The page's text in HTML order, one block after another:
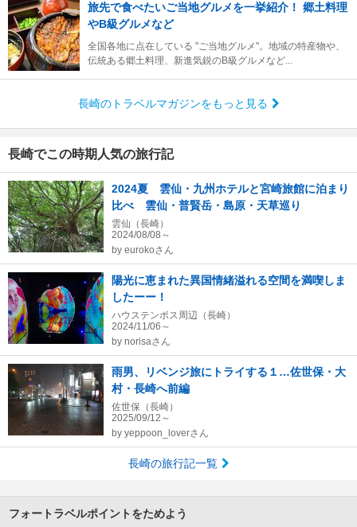
旅先で食べたいご当地グルメを一挙紹介！ 郷土料理
やB級グルメなど
全国各地に点在している "ご当地グルメ"。地域の特産物や、
伝統ある郷土料理、新進気鋭のB級グルメなど...
長崎のトラベルマガジンをもっと見る
長崎でこの時期人気の旅行記
2024夏 雲仙・九州ホテルと宮崎旅館に泊まり
比べ 雲仙・普賢岳・島原・天草巡り
雲仙（長崎）
2024/08/08～
by eurokoさん
陽光に恵まれた異国情緒溢れる空間を満喫しま
したーー！
ハウステンボス周辺（長崎）
2024/11/06～
by norisaさん
雨男、リベンジ旅にトライする１…佐世保・大
村・長崎へ前編
佐世保（長崎）
2025/09/12～
by yeppoon_loverさん
長崎の旅行記一覧
フォートラベルポイントをためよう